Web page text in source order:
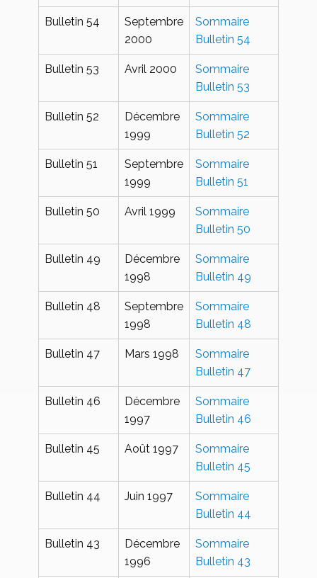
Bulletin 54
Septembre
2000
Sommaire
Bulletin 54
Bulletin 53 Avril 2000
Sommaire
Bulletin 53
Bulletin 52
Décembre
1999
Sommaire
Bulletin 52
Bulletin 51
Septembre
1999
Sommaire
Bulletin 51
Bulletin 50 Avril 1999
Sommaire
Bulletin 50
Bulletin 49
Décembre
1998
Sommaire
Bulletin 49
Bulletin 48
Septembre
1998
Sommaire
Bulletin 48
Bulletin 47 Mars 1998
Sommaire
Bulletin 47
Bulletin 46
Décembre
1997
Sommaire
Bulletin 46
Bulletin 45 Août 1997
Sommaire
Bulletin 45
Bulletin 44 Juin 1997
Sommaire
Bulletin 44
Bulletin 43
Décembre
1996
Sommaire
Bulletin 43